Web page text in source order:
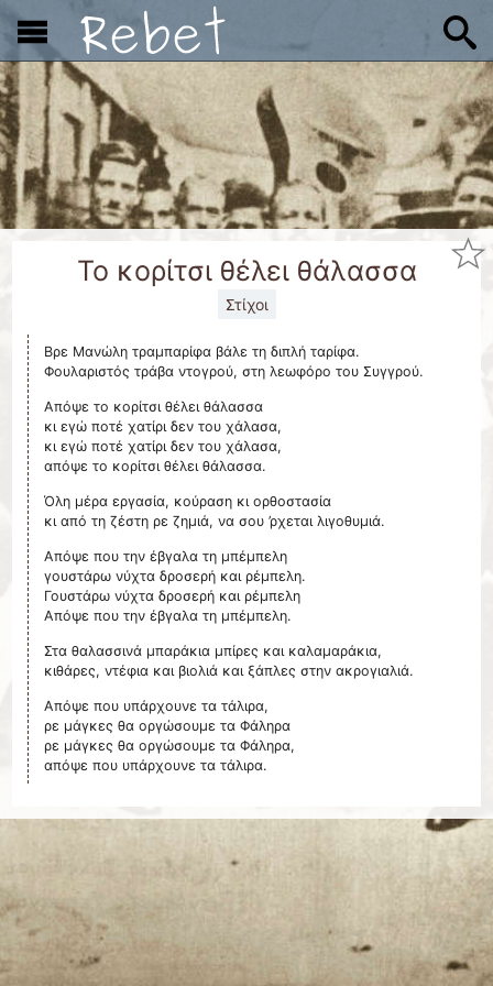
x
Το κορίτσι θέλει θάλασσα
Στίχοι
Βρε Μανώλη τραμπαρίφα βάλε τη διπλή ταρίφα.
Φουλαριστός τράβα ντογρού, στη λεωφόρο του Συγγρού.
Απόψε το κορίτσι θέλει θάλασσα
κι εγώ ποτέ χατίρι δεν του χάλασα,
κι εγώ ποτέ χατίρι δεν του χάλασα,
απόψε το κορίτσι θέλει θάλασσα.
Όλη μέρα εργασία, κούραση κι ορθοστασία
κι από τη ζέστη ρε ζημιά, να σου ’ρχεται λιγοθυμιά.
Απόψε που την έβγαλα τη μπέμπελη
γουστάρω νύχτα δροσερή και ρέμπελη.
Γουστάρω νύχτα δροσερή και ρέμπελη
Απόψε που την έβγαλα τη μπέμπελη.
Στα θαλασσινά μπαράκια μπίρες και καλαμαράκια,
κιθάρες, ντέφια και βιολιά και ξάπλες στην ακρογιαλιά.
Απόψε που υπάρχουνε τα τάλιρα,
ρε μάγκες θα οργώσουμε τα Φάληρα
ρε μάγκες θα οργώσουμε τα Φάληρα,
απόψε που υπάρχουνε τα τάλιρα.